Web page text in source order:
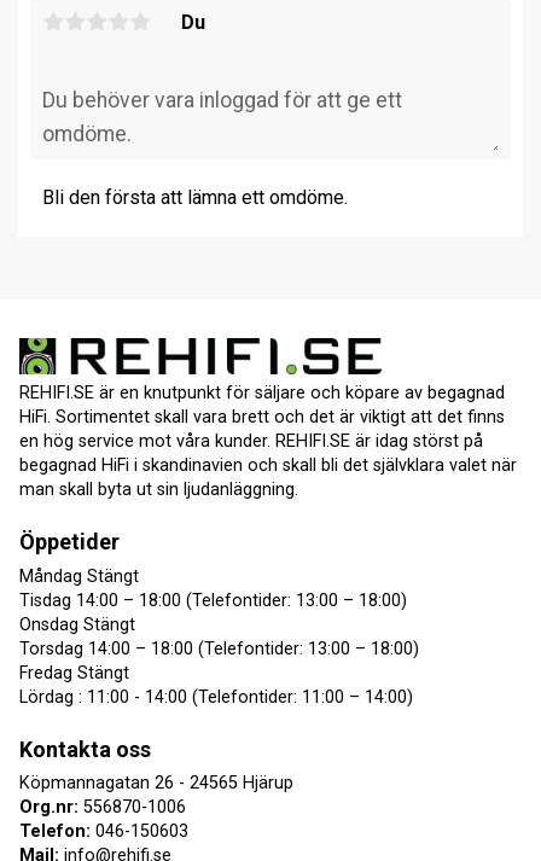
Du
Bli den första att lämna ett omdöme.
REHIFI.SE är en knutpunkt för säljare och köpare av begagnad
HiFi. Sortimentet skall vara brett och det är viktigt att det finns
en hög service mot våra kunder. REHIFI.SE är idag störst på
begagnad HiFi i skandinavien och skall bli det självklara valet när
man skall byta ut sin ljudanläggning.
Öppetider
Måndag Stängt
Tisdag 14:00 – 18:00 (Telefontider: 13:00 – 18:00)
Onsdag Stängt
Torsdag 14:00 – 18:00 (Telefontider: 13:00 – 18:00)
Fredag Stängt
Lördag : 11:00 - 14:00 (Telefontider: 11:00 – 14:00)
Kontakta oss
Köpmannagatan 26 - 24565 Hjärup
Org.nr: 556870-1006
Telefon: 046-150603
Mail: info@rehifi.se